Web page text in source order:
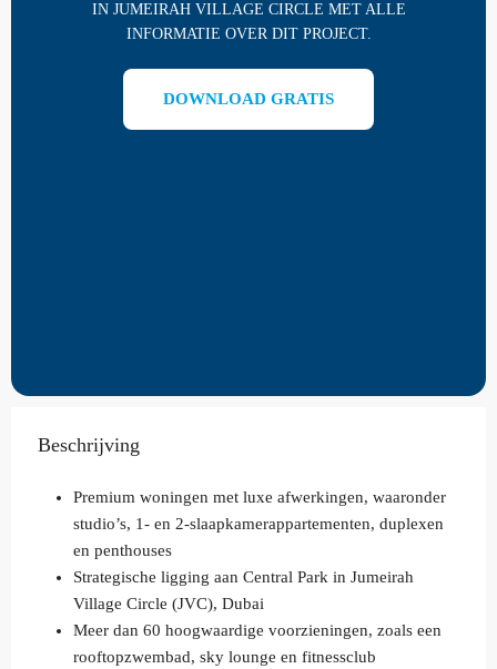
IN JUMEIRAH VILLAGE CIRCLE MET ALLE
INFORMATIE OVER DIT PROJECT.
DOWNLOAD GRATIS
Beschrijving
Premium woningen met luxe afwerkingen, waaronder
studio’s, 1- en 2-slaapkamerappartementen, duplexen
en penthouses
Strategische ligging aan Central Park in Jumeirah
Village Circle (JVC), Dubai
Meer dan 60 hoogwaardige voorzieningen, zoals een
rooftopzwembad, sky lounge en fitnessclub